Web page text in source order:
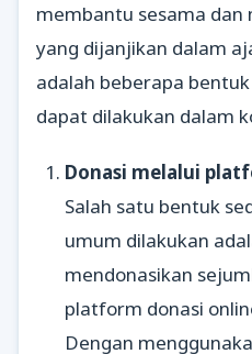
membantu sesama dan
yang dijanjikan dalam
adalah beberapa
dapat dilakukan dalam
Donasi melalui
Salah satu bentuk
umum dilakukan
mendonasikan
platform donasi
Dengan